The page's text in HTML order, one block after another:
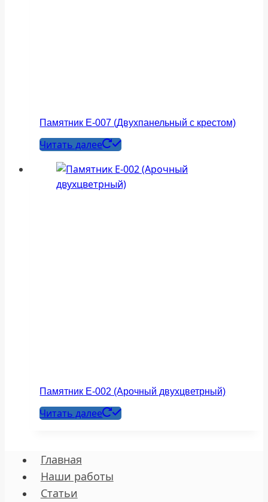
Памятник Е-007 (Двухпанельный с крестом)
Читать далее
Памятник Е-002 (Арочный двухцветрный)
Читать далее
Главная
Наши работы
Статьи